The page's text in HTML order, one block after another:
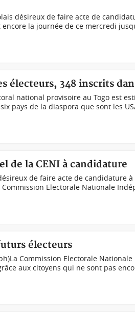
désireux de faire acte de
la journée de ce mercredi
électeurs, 348 inscrits
national provisoire au Togo est
pays de la diaspora que sont les
de la CENI à candidature
de faire acte de candidature
Electorale Nationale
électeurs
Commission Electorale
aux citoyens qui ne sont pas